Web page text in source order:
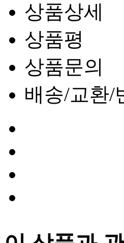
상품상세
상품평
상품문의
배송/교환/